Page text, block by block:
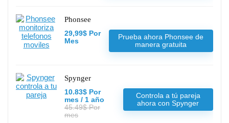
Phonsee
29,99$ Por
Mes
Prueba ahora Phonsee de
manera gratuita
Spynger
10.83$ Por
mes / 1 año
45.49$ Por
mes
Controla a tú pareja
ahora con Spynger